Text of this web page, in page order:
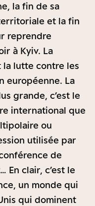
la fin de sa
et la fin
reprendre
à Kyiv. La
la lutte contre les
européenne. La
grande, c’est le
international que
ou
utilisée par
de
En clair, c’est le
un monde qui
qui dominent